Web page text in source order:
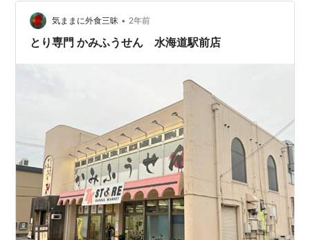
気ままに外食三昧 • 2年前
とり専門 かみふうせん 水海道駅前店